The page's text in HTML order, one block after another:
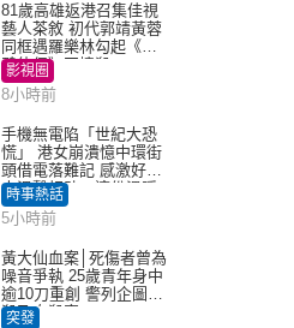
81歲高雄返港召集佳視
藝人茶敘 初代郭靖黃蓉
同框遇羅樂林勾起《神
鵰俠侶》回憶殺
影視圈
8小時前
手機無電陷「世紀大恐
慌」 港女崩潰憶中環街
頭借電落難記 感激好心
人溫馨相助：這份溫暖
記一輩子｜Juicy叮
時事熱話
5小時前
黃大仙血案│死傷者曾為
噪音爭執 25歲青年身中
逾10刀重創 警列企圖謀
殺及自殺案
突發